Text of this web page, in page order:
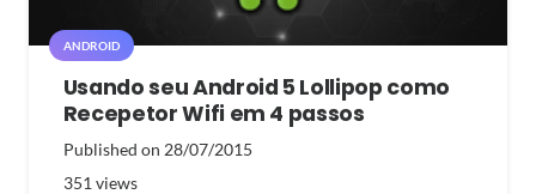
ANDROID
Usando seu Android 5 Lollipop como
Recepetor Wifi em 4 passos
Published on 28/07/2015
351 views